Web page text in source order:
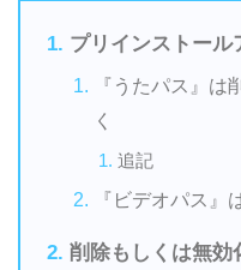
プリインストール
『うたパス』は
く
追記
『ビデオパス』
削除もしくは無効